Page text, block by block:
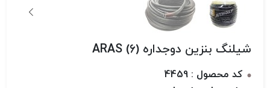
شیلنگ بنزین دوجداره (6) ARAS
کد محصول : 4459